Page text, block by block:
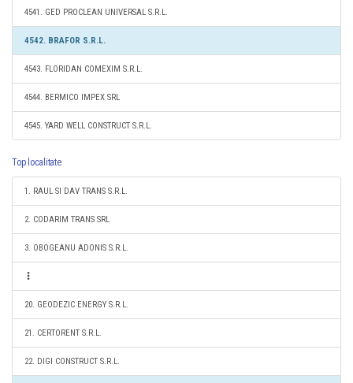
4541. GED PROCLEAN UNIVERSAL S.R.L.
4542. BRAFOR S.R.L.
4543. FLORIDAN COMEXIM S.R.L.
4544. BERMICO IMPEX SRL
4545. YARD WELL CONSTRUCT S.R.L.
Top localitate
1. RAUL SI DAV TRANS S.R.L.
2. CODARIM TRANS SRL
3. OBOGEANU ADONIS S.R.L.
20. GEODEZIC ENERGY S.R.L.
21. CERTORENT S.R.L.
22. DIGI CONSTRUCT S.R.L.